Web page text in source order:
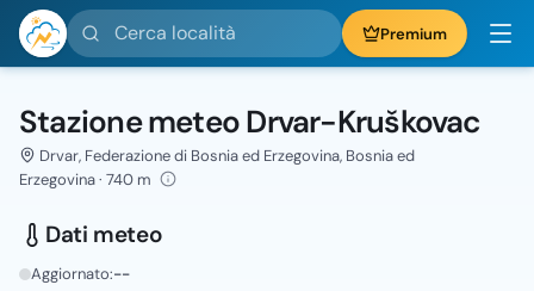
Cerca località Premium
Stazione meteo Drvar-Kruškovac
Drvar, Federazione di Bosnia ed Erzegovina, Bosnia ed
Erzegovina · 740 m
Dati meteo
Aggiornato:--